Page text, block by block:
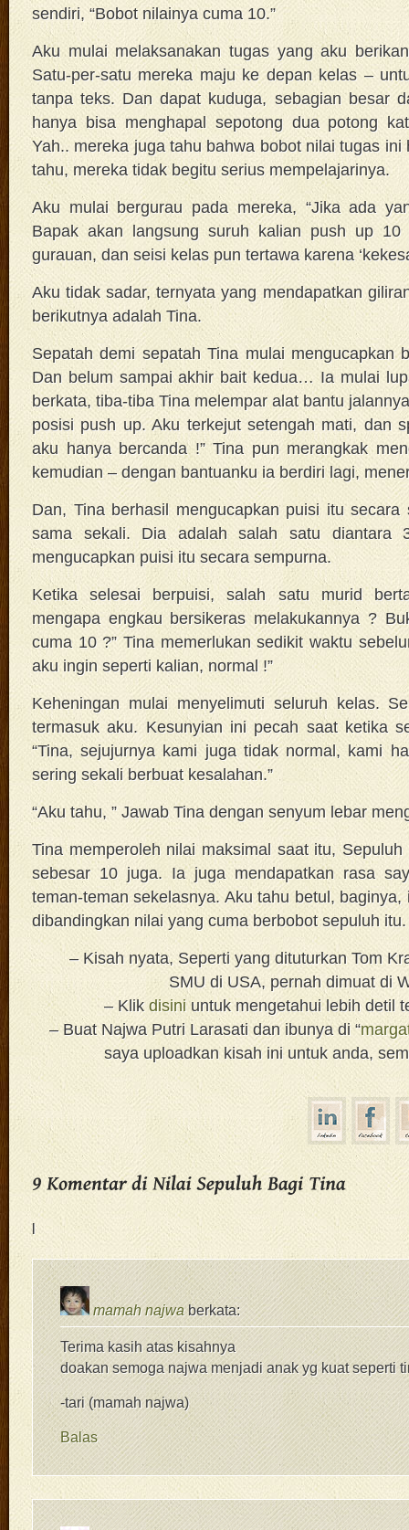
sendiri, “Bobot nilainya cuma 10.”
Aku mulai melaksanakan tugas yang aku
Satu-per-satu mereka maju ke depan kelas –
tanpa teks. Dan dapat kuduga, sebagian besar
hanya bisa menghapal sepotong dua potong
Yah.. mereka juga tahu bahwa bobot nilai tugas ini
tahu, mereka tidak begitu serius mempelajarinya.
Aku mulai bergurau pada mereka, “Jika ada
Bapak akan langsung suruh kalian push up
gurauan, dan seisi kelas pun tertawa karena
Aku tidak sadar, ternyata yang mendapatkan
berikutnya adalah Tina.
Sepatah demi sepatah Tina mulai mengucapkan
Dan belum sampai akhir bait kedua… Ia mulai
berkata, tiba-tiba Tina melempar alat bantu
posisi push up. Aku terkejut setengah mati, dan
aku hanya bercanda !” Tina pun merangkak
kemudian – dengan bantuanku ia berdiri lagi,
Dan, Tina berhasil mengucapkan puisi itu
sama sekali. Dia adalah salah satu diantara
mengucapkan puisi itu secara sempurna.
Ketika selesai berpuisi, salah satu murid
mengapa engkau bersikeras melakukannya ?
cuma 10 ?” Tina memerlukan sedikit waktu
aku ingin seperti kalian, normal !”
Keheningan mulai menyelimuti seluruh kelas.
termasuk aku. Kesunyian ini pecah saat ketika
“Tina, sejujurnya kami juga tidak normal, kami
sering sekali berbuat kesalahan.”
“Aku tahu, ” Jawab Tina dengan senyum lebar
Tina memperoleh nilai maksimal saat itu,
sebesar 10 juga. Ia juga mendapatkan rasa
teman-teman sekelasnya. Aku tahu betul,
dibandingkan nilai yang cuma berbobot sepuluh itu.
– Kisah nyata, Seperti yang dituturkan Tom
SMU di USA, pernah dimuat di
– Klik disiniuntuk mengetahui lebih detil
– Buat Najwa Putri Larasati dan ibunya di “
saya uploadkan kisah ini untuk anda,
|
mamah najwa berkata:
Terima kasih atas kisahnya
doakan semoga najwa menjadi anak yg kuat seperti
-tari (mamah najwa)
Balas